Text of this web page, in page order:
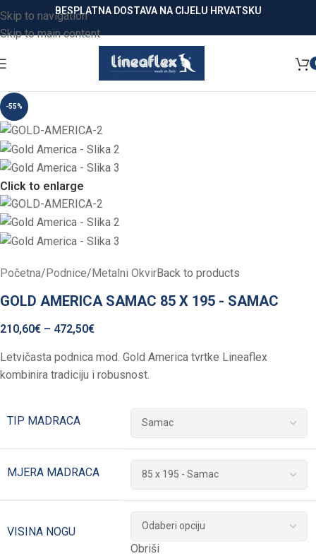
Skip to navigation
Skip to main content
BESPLATNA DOSTAVA NA CIJELU HRVATSKU
-55%
Click to enlarge
Početna/Podnice/Metalni OkvirBack to products
GOLD AMERICA SAMAC 85 X 195 - SAMAC
210,60€ – 472,50€
Letvičasta podnica mod. Gold America tvrtke Lineaflex
kombinira tradiciju i robusnost.
TIP MADRACA
MJERA MADRACA
VISINA NOGU
Obriši